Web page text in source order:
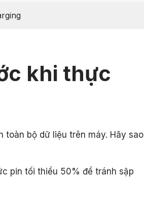
khi thực
toàn bộ dữ liệu trên máy. Hãy sao
pin tối thiểu 50% để tránh sập